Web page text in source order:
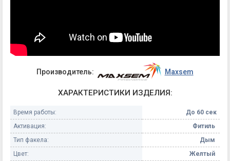
Производитель: Maxsem
ХАРАКТЕРИСТИКИ ИЗДЕЛИЯ:
Время работы:
До 60 сек
Активация:
Фитиль
Тип факела:
Дым
Цвет:
Желтый